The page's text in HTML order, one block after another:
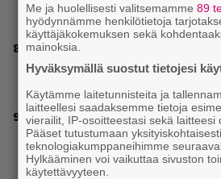
taivaltaan –
Helsingin Kulttuuritalon KULT-
kulttiartisteja, suomalaista
väliltä
Valtava Yle 100 vuotta -
syyskuussa – muista myös
Me ja huolellisesti valitsemamme89
hyödynnämme henkilötietoja
käyttäjäkokemuksen sekä
mainoksia.
Hyväksymällä suostut tietojesi
Käytämme laitetunnisteita ja
laitteellesi saadaksemme tietoja
vierailit, IP-osoitteestasi sekä laitteesi
Pääset tutustumaan
teknologiakumppaneihimme
Hylkääminen voi vaikuttaa sivuston
käytettävyyteen.